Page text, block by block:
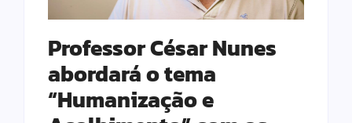
Professor César Nunes
abordará o tema
“Humanização e